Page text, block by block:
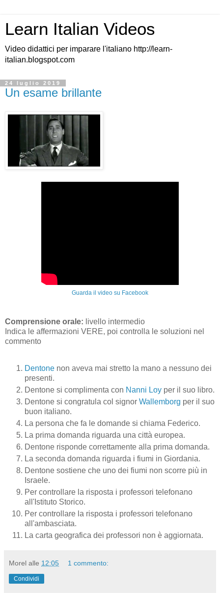
Learn Italian Videos
Video didattici per imparare l'italiano http://learn-
italian.blogspot.com
24 luglio 2019
Un esame brillante
Guarda il video su Facebook
Comprensione orale: livello intermedio
Indica le affermazioni VERE, poi controlla le soluzioni nel
commento
Dentone non aveva mai stretto la mano a nessuno dei
presenti.
Dentone si complimenta con Nanni Loy per il suo libro.
Dentone si congratula col signor Wallemborg per il suo
buon italiano.
La persona che fa le domande si chiama Federico.
La prima domanda riguarda una città europea.
Dentone risponde correttamente alla prima domanda.
La seconda domanda riguarda i fiumi in Giordania.
Dentone sostiene che uno dei fiumi non scorre più in
Israele.
Per controllare la risposta i professori telefonano
all'Istituto Storico.
Per controllare la risposta i professori telefonano
all'ambasciata.
La carta geografica dei professori non è aggiornata.
Morel alle 12:05 1 commento:
Condividi